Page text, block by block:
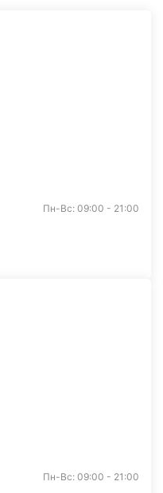
Пн-Вс: 09:00 - 21:00
Пн-Вс: 09:00 - 21:00